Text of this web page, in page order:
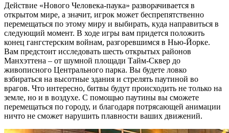
Действие «Нового Человека-паука» разворачивается в
открытом мире, а значит, игрок может беспрепятственно
перемещаться по этому миру и выбирать, куда направиться в
следующий момент. В ходе игры вам придется положить
конец гангстерским войнам, разгоревшимся в Нью-Йорке.
Вам предстоит исследовать шесть открытых районов
Манхэттена – от шумной площади Тайм-Сквер до
живописного Центрального парка. Вы будете ловко
взбираться на высотные здания и стрелять паутиной во
врагов. Что интересно, битвы будут происходить не только на
земле, но и в воздухе. С помощью паутины вы сможете
перемещаться по городу, и благодаря потрясающей анимации
ничто не сможет нарушить плавности ваших движений.